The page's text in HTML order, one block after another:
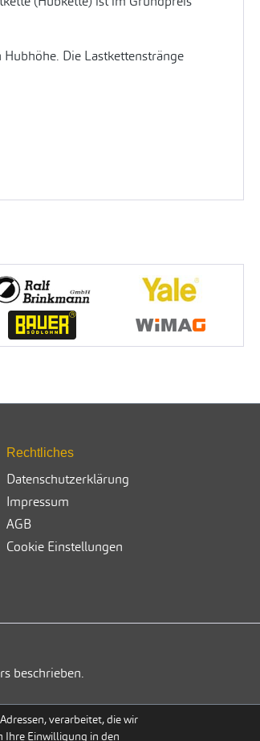
Die Lastkettenstränge
Rechtliches
Datenschutzerklärung
Impressum
AGB
Cookie Einstellungen
beschrieben.
verarbeitet, die wir
Ihre Einwilligung in den